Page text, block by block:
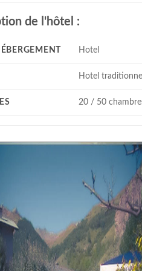
de l'hôtel :
Hotel
Hotel
20 / 50